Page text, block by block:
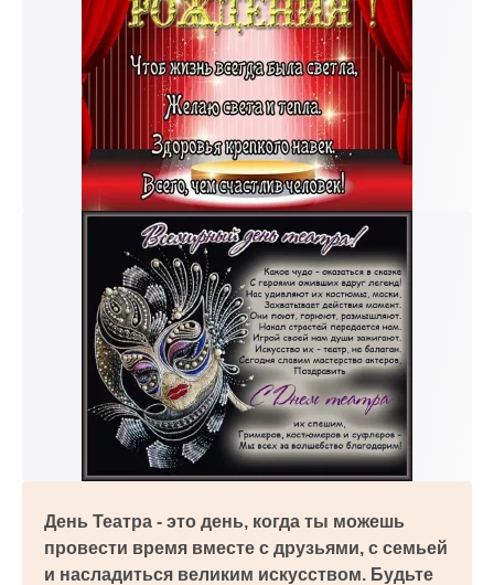
День Театра - это день, когда ты можешь
провести время вместе с друзьями, с семьей
и насладиться великим искусством. Будьте